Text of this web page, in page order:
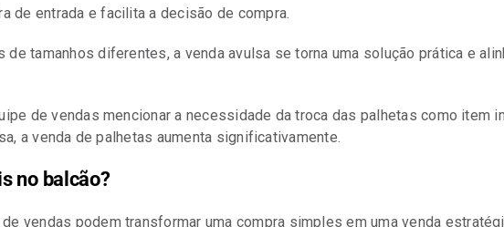
de entrada e facilita a decisão de compra.
tamanhos diferentes, a venda avulsa se torna uma solução prática e
de vendas mencionar a necessidade da troca das palhetas como item
a venda de palhetas aumenta significativamente.
no balcão?
vendas podem transformar uma compra simples em uma venda